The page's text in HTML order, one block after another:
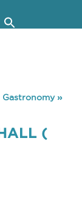
Gastronomy»
(